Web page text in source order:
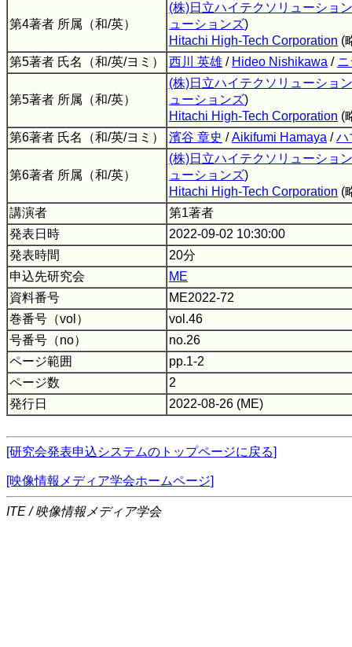
第4著者 所属（和/英）
(株)日立ハイテクソリューショ
ューションズ)
Hitachi High-Tech Corporation (
第5著者 氏名（和/英/ヨミ）
西川 英雄 / Hideo Nishikawa /
第5著者 所属（和/英）
(株)日立ハイテクソリューショ
ューションズ)
Hitachi High-Tech Corporation (
第6著者 氏名（和/英/ヨミ）
濱谷 章史 /Aikifumi Hamaya /ハ
第6著者 所属（和/英）
(株)日立ハイテクソリューショ
ューションズ)
Hitachi High-Tech Corporation (
講演者
第1著者
発表日時
2022-09-02 10:30:00
発表時間
20分
申込先研究会
ME
資料番号
ME2022-72
巻番号（vol）
vol.46
号番号（no）
no.26
ページ範囲
pp.1-2
ページ数
2
発行日
2022-08-26 (ME)
[研究会発表申込システムのトップページに戻る]
[映像情報メディア学会ホームページ]
ITE / 映像情報メディア学会